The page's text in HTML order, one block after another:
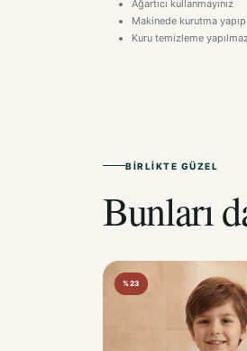
Makinede kurutma
Kuru temizleme yapılmaz
BIRLIKTE GÜZEL
Bunları